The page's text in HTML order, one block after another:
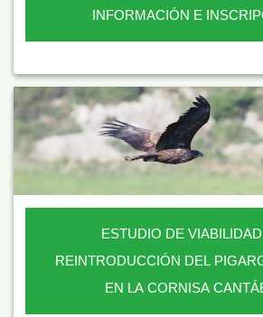
INFORMACIÓN E
ESTUDIO DE
REINTRODUCCIÓN DEL
EN LA CORNISA